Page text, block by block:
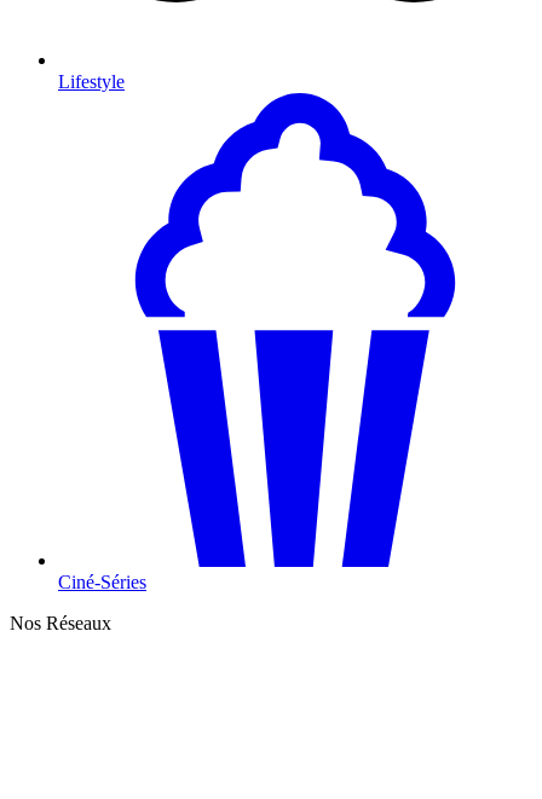
Lifestyle
Ciné-Séries
Nos Réseaux